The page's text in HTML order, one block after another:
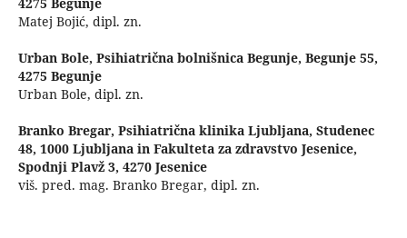
Matej Bojić, dipl. zn.
Urban Bole, Psihiatrična bolnišnica Begunje, Begunje 55,
4275 Begunje
Urban Bole, dipl. zn.
Branko Bregar, Psihiatrična klinika Ljubljana, Studenec
48, 1000 Ljubljana in Fakulteta za zdravstvo Jesenice,
Spodnji Plavž 3, 4270 Jesenice
viš. pred. mag. Branko Bregar, dipl. zn.